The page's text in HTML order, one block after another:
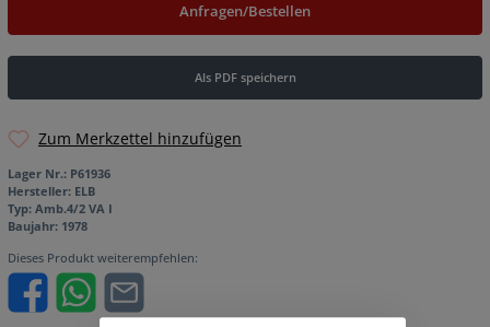
Anfragen/Bestellen
Als PDF speichern
Zum Merkzettel hinzufügen
Lager Nr.: P61936
Hersteller: ELB
Typ: Amb.4/2 VA I
Baujahr: 1978
Dieses Produkt weiterempfehlen: